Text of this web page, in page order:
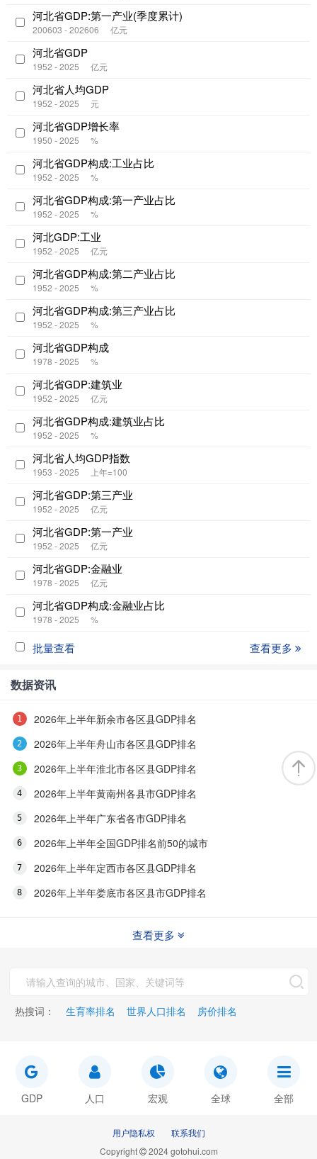
河北省GDP:第一产业(季度累计)
200603 - 202606 亿元
河北省GDP
1952 - 2025 亿元
河北省人均GDP
1952 - 2025 元
河北省GDP增长率
1950 - 2025 %
河北省GDP构成:工业占比
1952 - 2025 %
河北省GDP构成:第一产业占比
1952 - 2025 %
河北GDP:工业
1952 - 2025 亿元
河北省GDP构成:第二产业占比
1952 - 2025 %
河北省GDP构成:第三产业占比
1952 - 2025 %
河北省GDP构成
1978 - 2025 %
河北省GDP:建筑业
1952 - 2025 亿元
河北省GDP构成:建筑业占比
1952 - 2025 %
河北省人均GDP指数
1953 - 2025 上年=100
河北省GDP:第三产业
1952 - 2025 亿元
河北省GDP:第一产业
1952 - 2025 亿元
河北省GDP:金融业
1978 - 2025 亿元
河北省GDP构成:金融业占比
1978 - 2025 %
批量查看 查看更多
数据资讯
2026年上半年新余市各区县GDP排名
2026年上半年舟山市各区县GDP排名
2026年上半年淮北市各区县GDP排名
2026年上半年黄南州各县市GDP排名
2026年上半年广东省各市GDP排名
2026年上半年全国GDP排名前50的城市
2026年上半年定西市各区县GDP排名
2026年上半年娄底市各区县市GDP排名
查看更多
热搜词： 生育率排名 世界人口排名 房价排名
GDP 人口 宏观 全球 全部
用户隐私权
联系我们
Copyright
2024 gotohui.com